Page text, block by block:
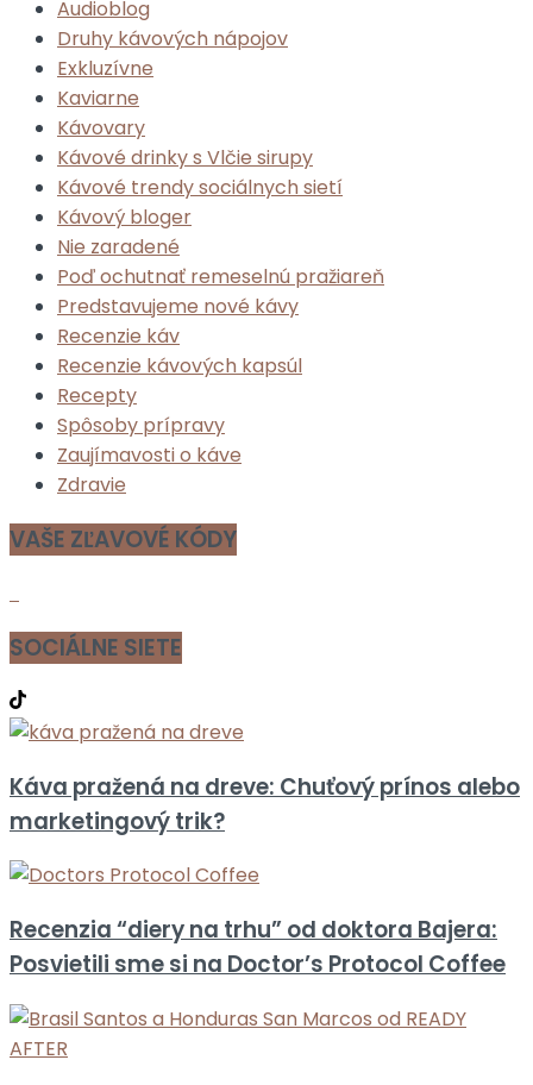
Audioblog
Druhy kávových nápojov
Exkluzívne
Kaviarne
Kávovary
Kávové drinky s Vlčie sirupy
Kávové trendy sociálnych sietí
Kávový bloger
Nie zaradené
Poď ochutnať remeselnú pražiareň
Predstavujeme nové kávy
Recenzie káv
Recenzie kávových kapsúl
Recepty
Spôsoby prípravy
Zaujímavosti o káve
Zdravie
VAŠE ZĽAVOVÉ KÓDY
SOCIÁLNE SIETE
Káva pražená na dreve: Chuťový prínos alebo
marketingový trik?
Recenzia “diery na trhu” od doktora Bajera:
Posvietili sme si na Doctor’s Protocol Coffee